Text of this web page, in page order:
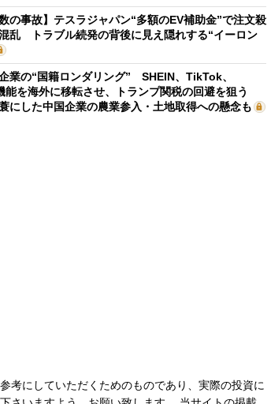
の事故】テスラジャパン“多額のEV補助金”で注文殺
乱 トラブル続発の背後に見え隠れする“イーロン
業の“国籍ロンダリング” SHEIN、TikTok、
を海外に移転させ、トランプ関税の回避を狙う
にした中国企業の農業参入・土地取得への懸念も
考にしていただくためのものであり、実際の投資に